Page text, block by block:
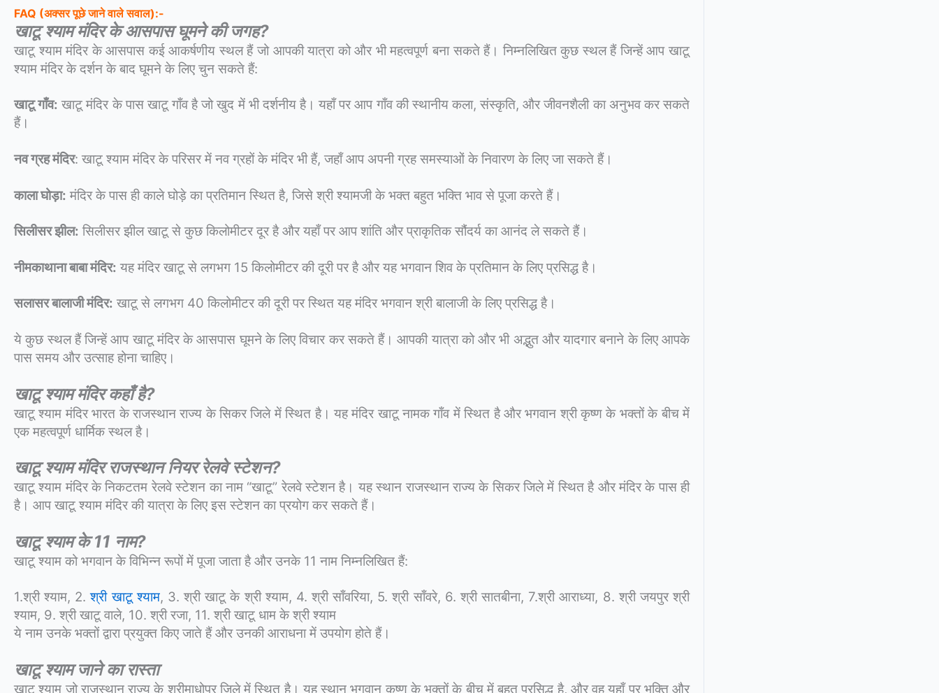
FAQ (अक्सर पूछे जाने वाले सवाल):-
खाटू श्याम मंदिर के आसपास घूमने की जगह?
खाटू श्याम मंदिर के आसपास कई आकर्षणीय स्थल हैं जो आपकी यात्रा को और भी महत्वपूर्ण बना सकते हैं। निम्नलिखित कुछ स्थल हैं जिन्हें आप खाटू
श्याम मंदिर के दर्शन के बाद घूमने के लिए चुन सकते हैं:
खाटू गाँव: खाटू मंदिर के पास खाटू गाँव है जो खुद में भी दर्शनीय है। यहाँ पर आप गाँव की स्थानीय कला, संस्कृति, और जीवनशैली का अनुभव कर सकते
हैं।
नव ग्रह मंदिर: खाटू श्याम मंदिर के परिसर में नव ग्रहों के मंदिर भी हैं, जहाँ आप अपनी ग्रह समस्याओं के निवारण के लिए जा सकते हैं।
काला घोड़ा: मंदिर के पास ही काले घोड़े का प्रतिमान स्थित है, जिसे श्री श्यामजी के भक्त बहुत भक्ति भाव से पूजा करते हैं।
सिलीसर झील: सिलीसर झील खाटू से कुछ किलोमीटर दूर है और यहाँ पर आप शांति और प्राकृतिक सौंदर्य का आनंद ले सकते हैं।
नीमकाथाना बाबा मंदिर: यह मंदिर खाटू से लगभग 15 किलोमीटर की दूरी पर है और यह भगवान शिव के प्रतिमान के लिए प्रसिद्ध है।
सलासर बालाजी मंदिर: खाटू से लगभग 40 किलोमीटर की दूरी पर स्थित यह मंदिर भगवान श्री बालाजी के लिए प्रसिद्ध है।
ये कुछ स्थल हैं जिन्हें आप खाटू मंदिर के आसपास घूमने के लिए विचार कर सकते हैं। आपकी यात्रा को और भी अद्भुत और यादगार बनाने के लिए आपके
पास समय और उत्साह होना चाहिए।
खाटू श्याम मंदिर कहाँ है?
खाटू श्याम मंदिर भारत के राजस्थान राज्य के सिकर जिले में स्थित है। यह मंदिर खाटू नामक गाँव में स्थित है और भगवान श्री कृष्ण के भक्तों के बीच में
एक महत्वपूर्ण धार्मिक स्थल है।
खाटू श्याम मंदिर राजस्थान नियर रेलवे स्टेशन?
खाटू श्याम मंदिर के निकटतम रेलवे स्टेशन का नाम “खाटू” रेलवे स्टेशन है। यह स्थान राजस्थान राज्य के सिकर जिले में स्थित है और मंदिर के पास ही
है। आप खाटू श्याम मंदिर की यात्रा के लिए इस स्टेशन का प्रयोग कर सकते हैं।
खाटू श्याम के 11 नाम?
खाटू श्याम को भगवान के विभिन्न रूपों में पूजा जाता है और उनके 11 नाम निम्नलिखित हैं:
1.श्री श्याम, 2.श्री खाटू श्याम, 3. श्री खाटू के श्री श्याम, 4. श्री साँवरिया, 5. श्री साँवरे, 6. श्री सातबीना, 7.श्री आराध्या, 8. श्री जयपुर श्री
श्याम, 9. श्री खाटू वाले, 10. श्री रजा, 11. श्री खाटू धाम के श्री श्याम
ये नाम उनके भक्तों द्वारा प्रयुक्त किए जाते हैं और उनकी आराधना में उपयोग होते हैं।
खाटू श्याम जाने का रास्ता
खाटू श्याम जो राजस्थान राज्य के श्रीमाधोपुर जिले में स्थित है। यह स्थान भगवान कृष्ण के भक्तों के बीच में बहुत प्रसिद्ध है, और वह यहाँ पर भक्ति और